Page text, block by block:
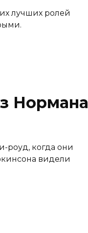
лучших ролей
Нормана
роуд, когда они
видели